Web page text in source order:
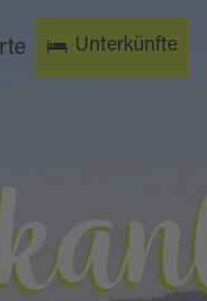
Unterkünfte